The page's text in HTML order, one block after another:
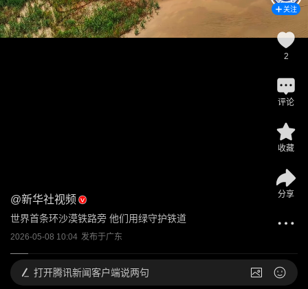
@新华社视频
世界首条环沙漠铁路旁 他们用绿守护铁道
2026-05-08 10:04 发布于广东
关注
2
评论
收藏
分享
打开腾讯新闻客户端说两句